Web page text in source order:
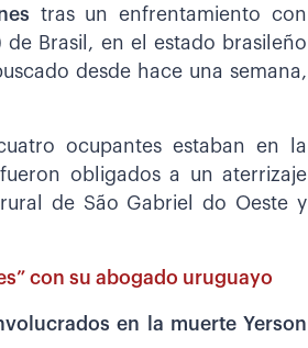
tras un enfrentamiento con
de Brasil, en el estado brasileño
desde hace una semana,
ocupantes estaban en la
obligados a un aterrizaje
de São Gabriel do Oeste y
con su abogado uruguayo
en la muerte Yerson